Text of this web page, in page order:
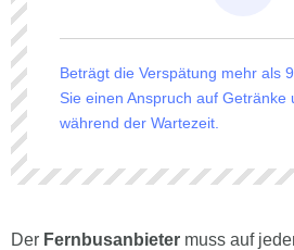
Beträgt die Verspätung mehr als
Sie einen Anspruch auf Getränke
während der Wartezeit.
Der Fernbusanbieter muss auf